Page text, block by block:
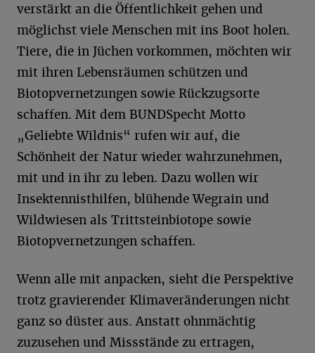
verstärkt an die Öffentlichkeit gehen und
möglichst viele Menschen mit ins Boot holen.
Tiere, die in Jüchen vorkommen, möchten wir
mit ihren Lebensräumen schützen und
Biotopvernetzungen sowie Rückzugsorte
schaffen. Mit dem BUNDSpecht Motto
„Geliebte Wildnis“ rufen wir auf, die
Schönheit der Natur wieder wahrzunehmen,
mit und in ihr zu leben. Dazu wollen wir
Insektennisthilfen, blühende Wegrain und
Wildwiesen als Trittsteinbiotope sowie
Biotopvernetzungen schaffen.
Wenn alle mit anpacken, sieht die Perspektive
trotz gravierender Klimaveränderungen nicht
ganz so düster aus. Anstatt ohnmächtig
zuzusehen und Missstände zu ertragen,